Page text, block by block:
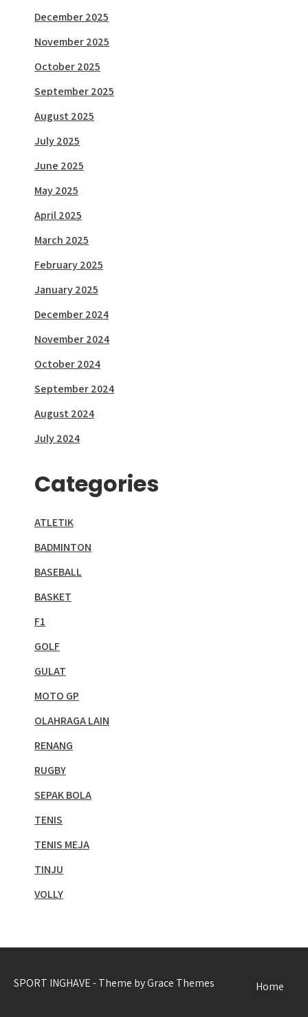
December 2025
November 2025
October 2025
September 2025
August 2025
July 2025
June 2025
May 2025
April 2025
March 2025
February 2025
January 2025
December 2024
November 2024
October 2024
September 2024
August 2024
July 2024
Categories
ATLETIK
BADMINTON
BASEBALL
BASKET
F1
GOLF
GULAT
MOTO GP
OLAHRAGA LAIN
RENANG
RUGBY
SEPAK BOLA
TENIS
TENIS MEJA
TINJU
VOLLY
SPORT INGHAVE - Theme by Grace Themes Home